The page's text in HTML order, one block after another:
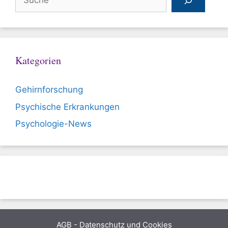
Kategorien
Gehirnforschung
Psychische Erkrankungen
Psychologie-News
AGB - Datenschutz und Cookies